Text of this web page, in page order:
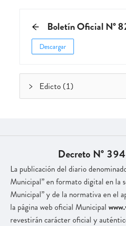
Boletín Oficial N°
Descargar
Edicto (1)
Decreto N°
La publicación del diario
Municipal” en formato digital en la
Municipal” y de la normativa en el
la página web oficial Municipal
revestirán carácter oficial y